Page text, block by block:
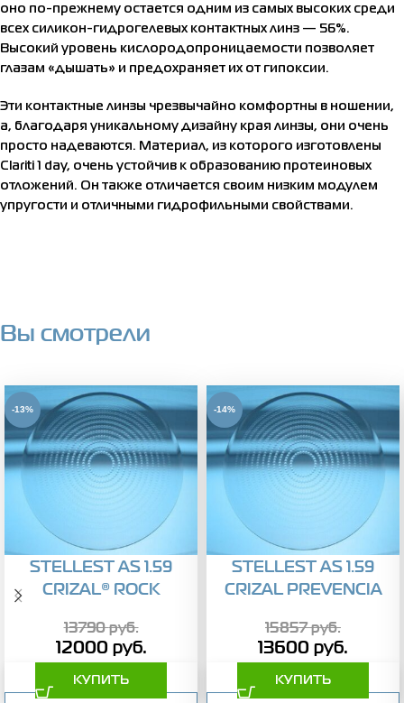
оно по-прежнему остается одним из самых высоких среди
всех силикон-гидрогелевых контактных линз — 56%.
Высокий уровень кислородопроницаемости позволяет
глазам «дышать» и предохраняет их от гипоксии.
Эти контактные линзы чрезвычайно комфортны в ношении,
а, благодаря уникальному дизайну края линзы, они очень
просто надеваются. Материал, из которого изготовлены
Clariti 1 day, очень устойчив к образованию протеиновых
отложений. Он также отличается своим низким модулем
упругости и отличными гидрофильными свойствами.
Вы смотрели
-13%
STELLEST AS 1.59
CRIZAL® ROCK
13790руб.
12000 руб.
КУПИТЬ
-14%
STELLEST AS 1.59
CRIZAL PREVENCIA
15857руб.
13600 руб.
КУПИТЬ